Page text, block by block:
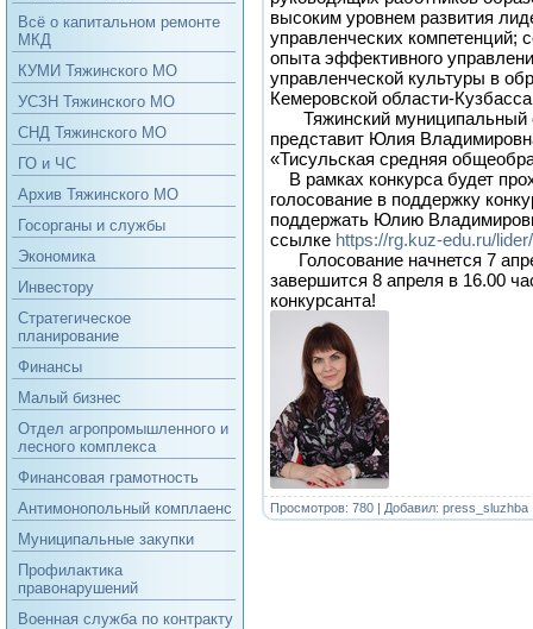
Всё о капитальном ремонте
МКД
КУМИ Тяжинского МО
УСЗН Тяжинского МО
СНД Тяжинского МО
ГО и ЧС
Архив Тяжинского МО
Госорганы и службы
Экономика
Инвестору
Стратегическое
планирование
Финансы
Малый бизнес
Отдел агропромышленного и
лесного комплекса
Финансовая грамотность
Антимонопольный комплаенс
Муниципальные закупки
Профилактика
правонарушений
Военная служба по контракту
высоким уровнем развития
управленческих компетенций;
опыта эффективного
управленческой культуры в
Кемеровской области-
Тяжинский муниципальный
представит Юлия
«Тисульская средняя
В рамках конкурса будет
голосование в поддержку
поддержать Юлию
ссылке https://rg.kuz-edu.ru/
Голосование начнется 7
завершится 8 апреля в 16.00
конкурсанта!
Просмотров: 780 | Добавил: press_sluzhba